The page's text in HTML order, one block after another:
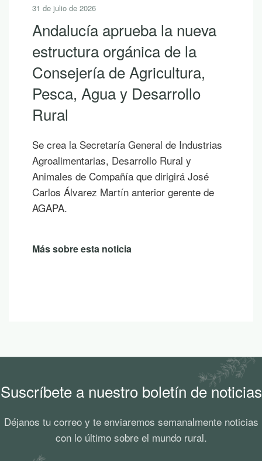
31 de julio de 2026
Andalucía aprueba la nueva
estructura orgánica de la
Consejería de Agricultura,
Pesca, Agua y Desarrollo
Rural
Se crea la Secretaría General de Industrias
Agroalimentarias, Desarrollo Rural y
Animales de Compañía que dirigirá José
Carlos Álvarez Martín anterior gerente de
AGAPA.
Más sobre esta noticia
Suscríbete a nuestro boletín de noticias
Déjanos tu correo y te enviaremos semanalmente noticias
con lo último sobre el mundo rural.